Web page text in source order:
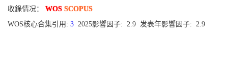
收錄情况： WOS SCOPUS
WOS核心合集引用: 3 2025影響因子: 2.9 发表年影響因子: 2.9